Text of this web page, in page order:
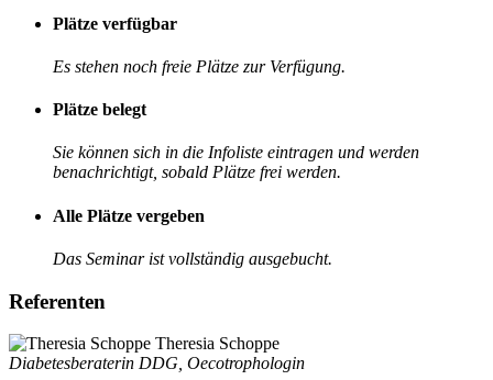
Plätze verfügbar
Es stehen noch freie Plätze zur Verfügung.
Plätze belegt
Sie können sich in die Infoliste eintragen und werden
benachrichtigt, sobald Plätze frei werden.
Alle Plätze vergeben
Das Seminar ist vollständig ausgebucht.
Referenten
Theresia Schoppe
Diabetesberaterin DDG, Oecotrophologin